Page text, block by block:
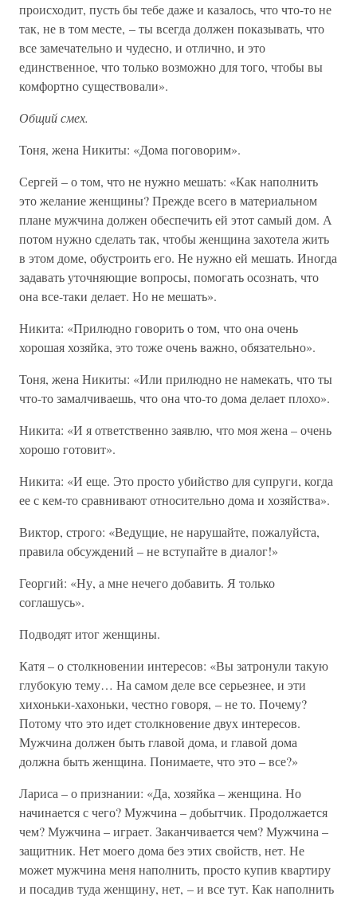
происходит, пусть бы тебе даже и казалось, что что-то не
так, не в том месте, – ты всегда должен показывать, что
все замечательно и чудесно, и отлично, и это
единственное, что только возможно для того, чтобы вы
комфортно существовали».
Общий смех.
Тоня, жена Никиты: «Дома поговорим».
Сергей – о том, что не нужно мешать: «Как наполнить
это желание женщины? Прежде всего в материальном
плане мужчина должен обеспечить ей этот самый дом. А
потом нужно сделать так, чтобы женщина захотела жить
в этом доме, обустроить его. Не нужно ей мешать. Иногда
задавать уточняющие вопросы, помогать осознать, что
она все-таки делает. Но не мешать».
Никита: «Прилюдно говорить о том, что она очень
хорошая хозяйка, это тоже очень важно, обязательно».
Тоня, жена Никиты: «Или прилюдно не намекать, что ты
что-то замалчиваешь, что она что-то дома делает плохо».
Никита: «И я ответственно заявлю, что моя жена – очень
хорошо готовит».
Никита: «И еще. Это просто убийство для супруги, когда
ее с кем-то сравнивают относительно дома и хозяйства».
Виктор, строго: «Ведущие, не нарушайте, пожалуйста,
правила обсуждений – не вступайте в диалог!»
Георгий: «Ну, а мне нечего добавить. Я только
соглашусь».
Подводят итог женщины.
Катя – о столкновении интересов: «Вы затронули такую
глубокую тему… На самом деле все серьезнее, и эти
хихоньки-хахоньки, честно говоря, – не то. Почему?
Потому что это идет столкновение двух интересов.
Мужчина должен быть главой дома, и главой дома
должна быть женщина. Понимаете, что это – все?»
Лариса – о признании: «Да, хозяйка – женщина. Но
начинается с чего? Мужчина – добытчик. Продолжается
чем? Мужчина – играет. Заканчивается чем? Мужчина –
защитник. Нет моего дома без этих свойств, нет. Не
может мужчина меня наполнить, просто купив квартиру
и посадив туда женщину, нет, – и все тут. Как наполнить